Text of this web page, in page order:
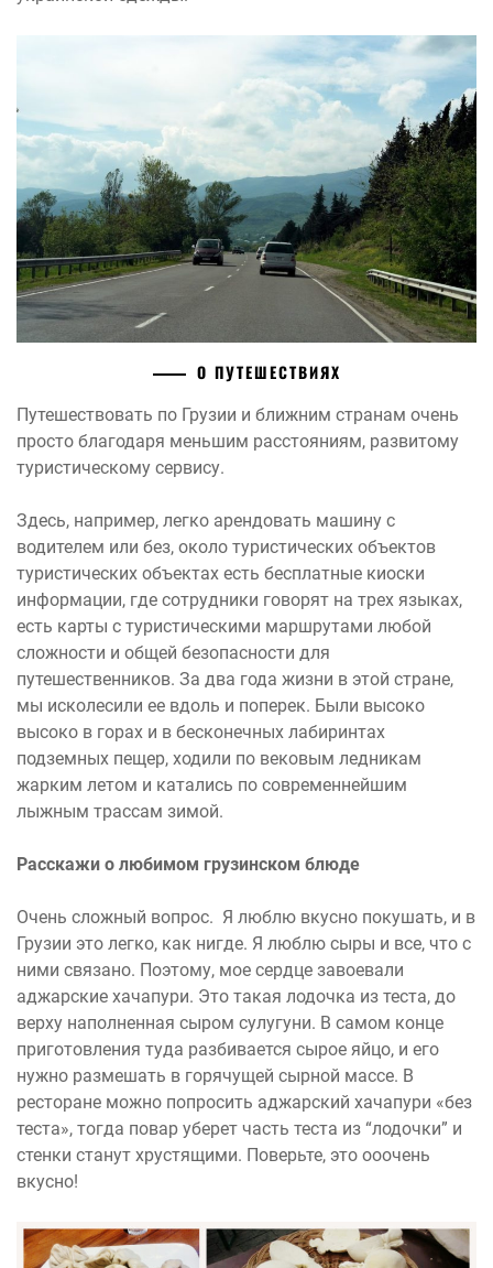
О ПУТЕШЕСТВИЯХ
Путешествовать по Грузии и ближним странам очень
просто благодаря меньшим расстояниям, развитому
туристическому сервису.
Здесь, например, легко арендовать машину с
водителем или без, около туристических объектов
туристических объектах есть бесплатные киоски
информации, где сотрудники говорят на трех языках,
есть карты с туристическими маршрутами любой
сложности и общей безопасности для
путешественников. За два года жизни в этой стране,
мы исколесили ее вдоль и поперек. Были высоко
высоко в горах и в бесконечных лабиринтах
подземных пещер, ходили по вековым ледникам
жарким летом и катались по современнейшим
лыжным трассам зимой.
Расскажи о любимом грузинском блюде
Очень сложный вопрос. Я люблю вкусно покушать, и в
Грузии это легко, как нигде. Я люблю сыры и все, что с
ними связано. Поэтому, мое сердце завоевали
аджарские хачапури. Это такая лодочка из теста, до
верху наполненная сыром сулугуни. В самом конце
приготовления туда разбивается сырое яйцо, и его
нужно размешать в горячущей сырной массе. В
ресторане можно попросить аджарский хачапури «без
теста», тогда повар уберет часть теста из “лодочки” и
стенки станут хрустящими. Поверьте, это ооочень
вкусно!